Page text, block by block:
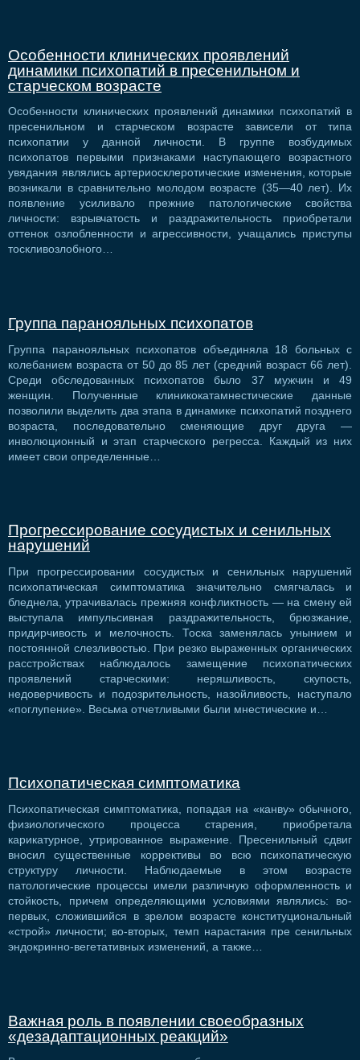
Особенности клинических проявлений
динамики психопатий в пресенильном и
старческом возрасте
Особенности клинических проявлений динамики психопатий в
пресенильном и старческом возрасте зависели от типа
психопатии у данной личности. В группе возбудимых
психопатов первыми признаками наступающего возрастного
увядания являлись артериосклеротические изменения, которые
возникали в сравнительно молодом возрасте (35—40 лет). Их
появление усиливало прежние патологические свойства
личности: взрывчатость и раздражительность приобретали
оттенок озлобленности и агрессивности, учащались приступы
тоскливозлобного…
Группа паранояльных психопатов
Группа паранояльных психопатов объединяла 18 больных с
колебанием возраста от 50 до 85 лет (средний возраст 66 лет).
Среди обследованных психопатов было 37 мужчин и 49
женщин. Полученные клиникокатамнестические данные
позволили выделить два этапа в динамике психопатий позднего
возраста, последовательно сменяющие друг друга —
инволюционный и этап старческого регресса. Каждый из них
имеет свои определенные…
Прогрессирование сосудистых и сенильных
нарушений
При прогрессировании сосудистых и сенильных нарушений
психопатическая симптоматика значительно смягчалась и
бледнела, утрачивалась прежняя конфликтность — на смену ей
выступала импульсивная раздражительность, брюзжание,
придирчивость и мелочность. Тоска заменялась унынием и
постоянной слезливостью. При резко выраженных органических
расстройствах наблюдалось замещение психопатических
проявлений старческими: неряшливость, скупость,
недоверчивость и подозрительность, назойливость, наступало
«поглупение». Весьма отчетливыми были мнестические и…
Психопатическая симптоматика
Психопатическая симптоматика, попадая на «канву» обычного,
физиологического процесса старения, приобретала
карикатурное, утрированное выражение. Пресенильный сдвиг
вносил существенные коррективы во всю психопатическую
структуру личности. Наблюдаемые в этом возрасте
патологические процессы имели различную оформленность и
стойкость, причем определяющими условиями являлись: во-
первых, сложившийся в зрелом возрасте конституциональный
«строй» личности; во-вторых, темп нарастания пре сенильных
эндокринно-вегетативных изменений, а также…
Важная роль в появлении своеобразных
«дезадаптационных реакций»